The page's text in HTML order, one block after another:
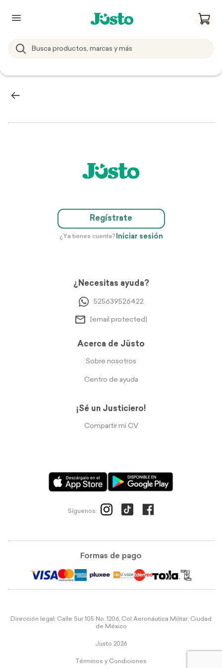
Regístrate
¿Ya tienes cuenta? Iniciar sesión
¿Necesitas ayuda?
525639526422
[email protected]
Acerca de Jüsto
Sobre nosotros
Centro de ayuda
¡Sé un Justiciero!
Compartir mi CV
Síguenos:
Formas de pago
Dirección legal: Calle Sur 105 No. 1206, Col Aeronáutica Militar, Ciudad
de México
Justo 2026
Términos y Condiciones